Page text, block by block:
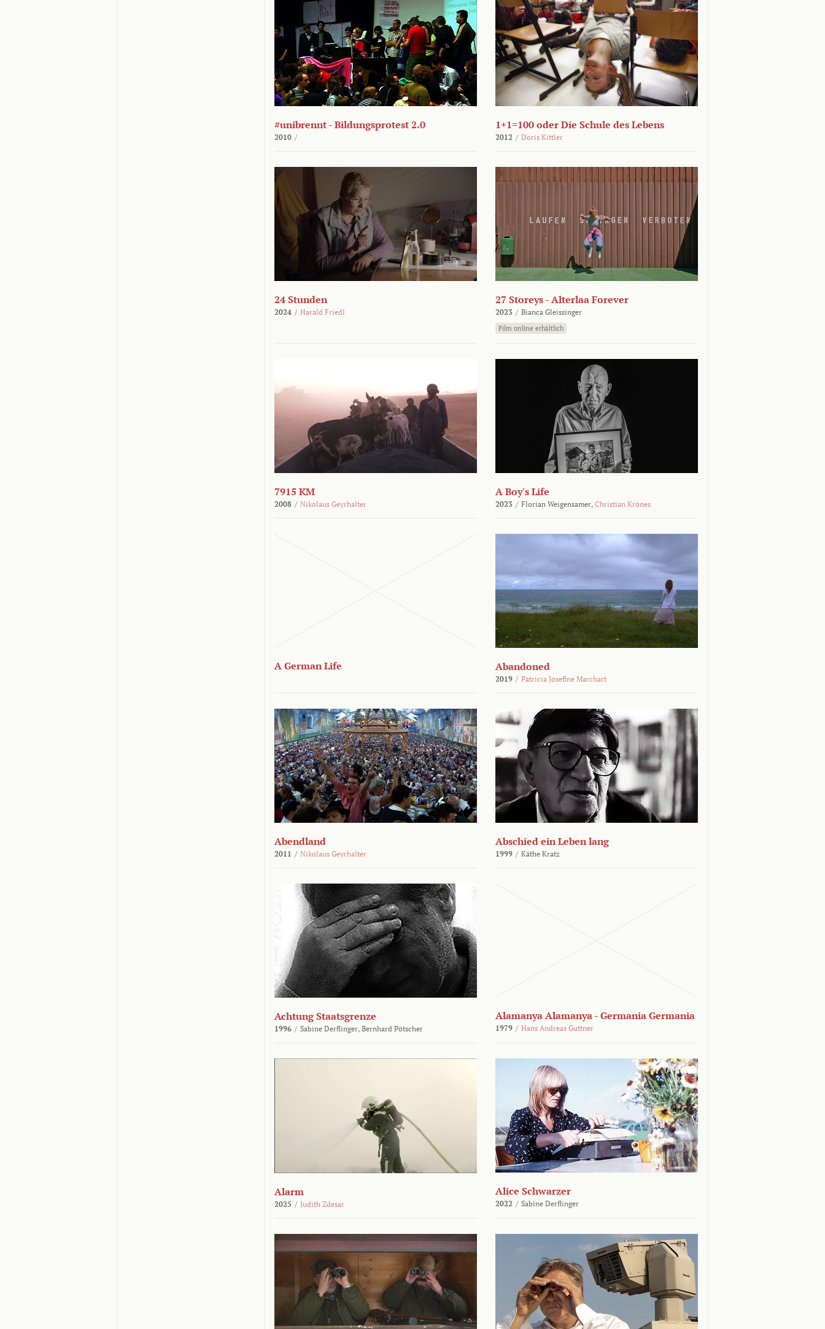
#unibrennt - Bildungsprotest 2.0
2010 /
1+1=100 oder Die Schule des Lebens
2012 / Doris Kittler
24 Stunden
2024 / Harald Friedl
27 Storeys - Alterlaa Forever
2023 / Bianca Gleissinger
Film online erhältlich
7915 KM
2008 / Nikolaus Geyrhalter
A Boy's Life
2023 / Florian Weigensamer, Christian Krönes
A German Life Abandoned
2019 / Patricia Josefine Marchart
Abendland
2011 / Nikolaus Geyrhalter
Abschied ein Leben lang
1999 / Käthe Kratz
Achtung Staatsgrenze
1996 / Sabine Derflinger, Bernhard Pötscher
Alamanya Alamanya - Germania Germania
1979 / Hans Andreas Guttner
Alarm
2025 / Judith Zdesar
Alice Schwarzer
2022 / Sabine Derflinger